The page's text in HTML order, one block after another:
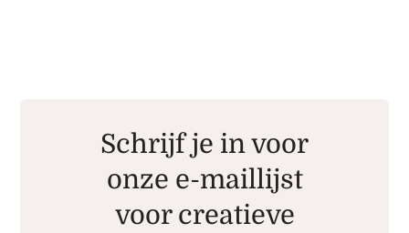
Schrijf je in voor
onze e-maillijst
voor creatieve